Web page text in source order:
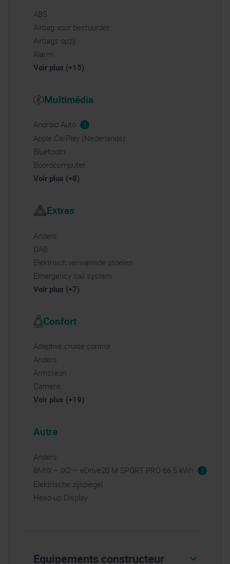
ABS
Airbag voor bestuurder
Airbags opzij
Alarm
Voir plus (+15)
Multimédia
Android Auto i
Apple CarPlay (Nederlands)
Bluetooth
Boordcomputer
Voir plus (+8)
Extras
Anders
DAB
Elektrisch verwarmde stoelen
Emergency call system
Voir plus (+7)
Confort
Adaptive cruise control
Anders
Armsteun
Camera
Voir plus (+19)
Autre
Anders
BMW – iX2 – eDrive20 M SPORT PRO 66.5 kWh
i
Elektrische zijspiegel
Head-up Display
Equipements constructeur